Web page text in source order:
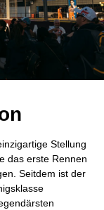
Stellung
das erste Rennen
Seitdem ist der